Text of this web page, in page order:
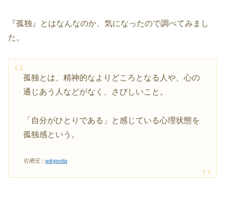
『孤独』とはなんなのか、気になったので調べてみまし
た。
孤独とは、精神的なよりどころとなる人や、心の
通じあう人などがなく、さびしいこと。
「自分がひとりである」と感じている心理状態を
孤独感という。
引用元： wikipedia